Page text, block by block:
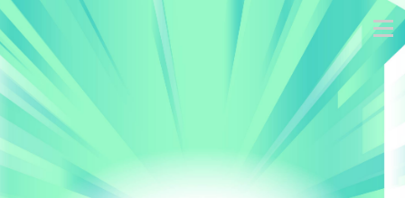
跳
到
主
要
內
容
區
塊